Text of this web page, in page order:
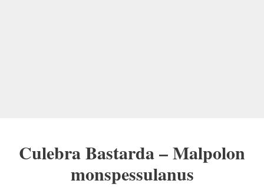
Culebra Bastarda – Malpolon
monspessulanus